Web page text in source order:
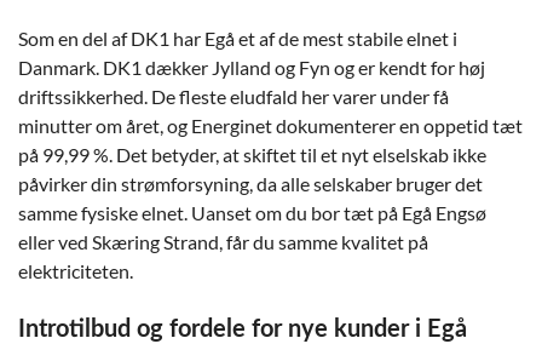
Som en del af DK1 har Egå et af de mest stabile elnet i
Danmark. DK1 dækker Jylland og Fyn og er kendt for høj
driftssikkerhed. De fleste eludfald her varer under få
minutter om året, og Energinet dokumenterer en oppetid tæt
på 99,99 %. Det betyder, at skiftet til et nyt elselskab ikke
påvirker din strømforsyning, da alle selskaber bruger det
samme fysiske elnet. Uanset om du bor tæt på Egå Engsø
eller ved Skæring Strand, får du samme kvalitet på
elektriciteten.
Introtilbud og fordele for nye kunder i Egå